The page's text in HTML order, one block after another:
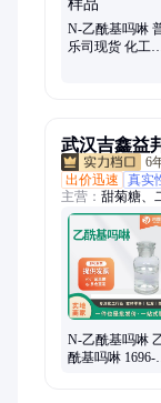
N-乙酰基吗啉
乐司现货 化工
武汉吉鑫益
6
出价迅速
真实
主营： 甜菊糖、
二戊烯、单甲醚
脂酸、7783-40-
2842-44-6、聚
58-3
N-乙酰基吗啉
酰基吗啉 1696-